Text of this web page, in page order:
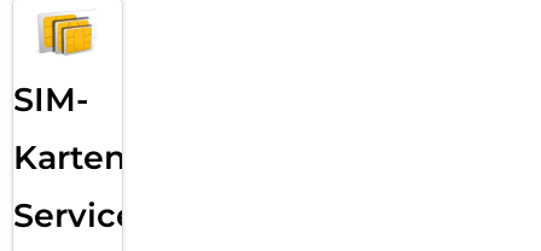
SIM-
Karten
Service: